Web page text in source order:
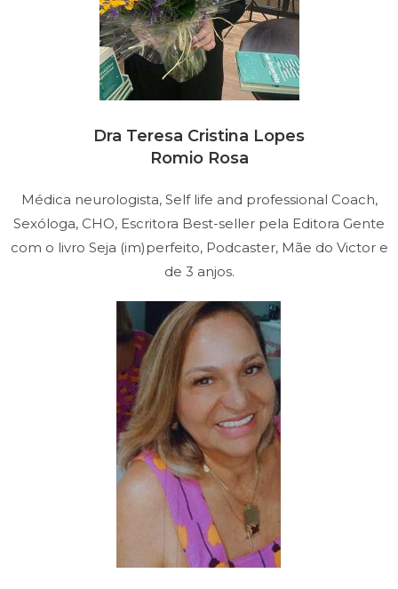
Dra Teresa Cristina Lopes
Romio Rosa
Médica neurologista, Self life and professional Coach,
Sexóloga, CHO, Escritora Best-seller pela Editora Gente
com o livro Seja (im)perfeito, Podcaster, Mãe do Victor e
de 3 anjos.